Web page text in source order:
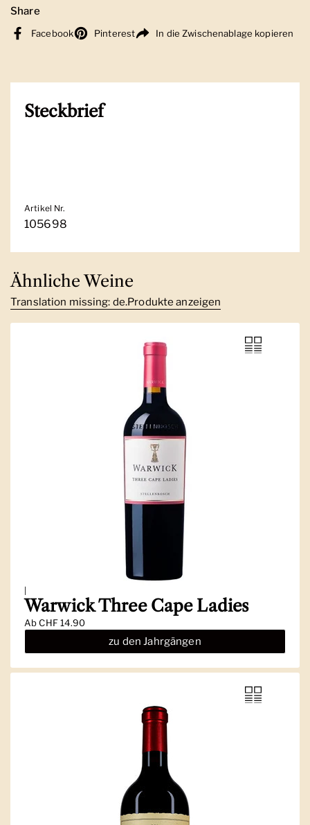
Share
Facebook Pinterest In die Zwischenablage kopieren
Steckbrief
Artikel Nr.
105698
Ähnliche Weine
Translation missing: de.Produkte anzeigen
Warwick Three Cape Ladies
AbCHF 14.90
zu den Jahrgängen